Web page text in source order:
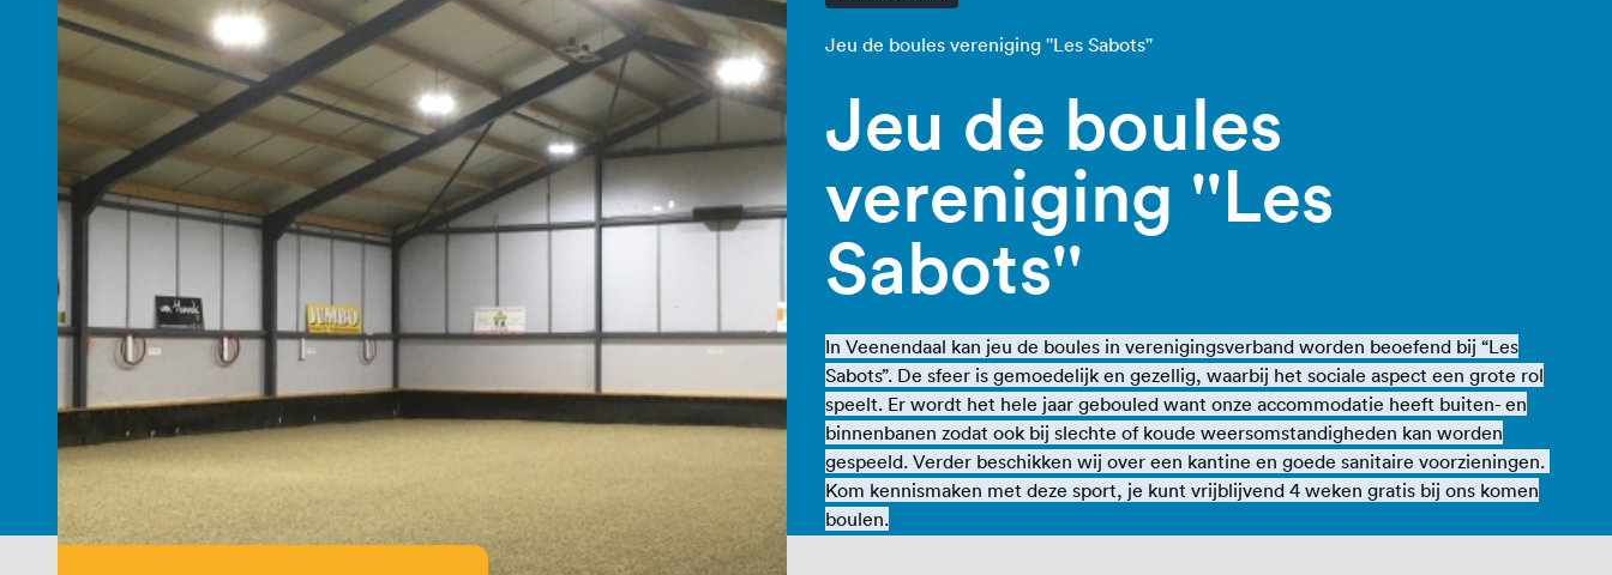
Jeu de boules vereniging ''Les Sabots''
Jeu de boules
vereniging ''Les
Sabots''
In Veenendaal kan jeu de boules in verenigingsverband worden beoefend bij “Les
Sabots”. De sfeer is gemoedelijk en gezellig, waarbij het sociale aspect een grote rol
speelt. Er wordt het hele jaar gebouled want onze accommodatie heeft buiten- en
binnenbanen zodat ook bij slechte of koude weersomstandigheden kan worden
gespeeld. Verder beschikken wij over een kantine en goede sanitaire voorzieningen.
Kom kennismaken met deze sport, je kunt vrijblijvend 4 weken gratis bij ons komen
boulen.